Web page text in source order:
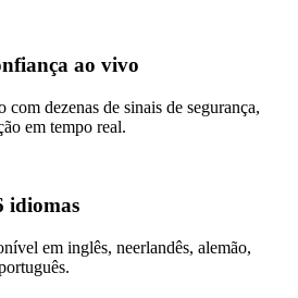
ao vivo
com dezenas de sinais de segurança,
em tempo real.
idiomas
em inglês, neerlandês, alemão,